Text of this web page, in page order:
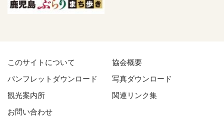
このサイトについて
協会概要
パンフレットダウンロード
写真ダウンロード
観光案内所
関連リンク集
お問い合わせ